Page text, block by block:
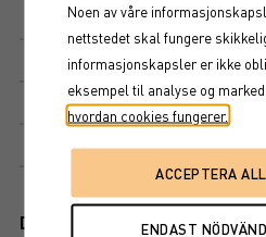
Tegningskurs
Kapitalbeskyttelse
Avkastningsfaktor
Markedsplass
Dokument
Noen av våre
nettstedet skal fungere
informasjonskapsler er ikke
eksempel til analyse og
hvordan cookies fungerer.